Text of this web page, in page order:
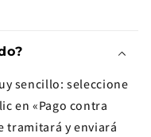
sencillo: seleccione
en «Pago contra
tramitará y enviará